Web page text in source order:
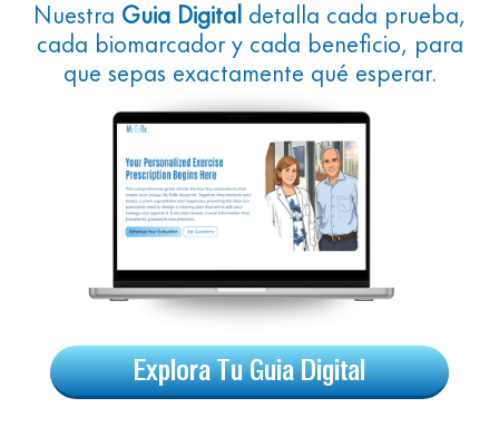
Panel de biomarcadores para
evaluar múltiples
biomarcadores de riesgo
metabólico y cardiovascular
Biomarcadores metabólicos y
cardiovasculares: insulina en
ayunas, glucosa, perfil
lipídico, hemoglobina A1C, hs
CRP, Apo B, Lp(a)
Biomarcadores hormonales:
cortisol, testosterona,
estradiol, progesterona, perfil
tiroideo, DHEA-S, FSH y más
Nuestra Guia Digital detalla cada prueba,
cada biomarcador y cada beneficio, para
que sepas exactamente qué esperar.
Explora Tu Guia Digital